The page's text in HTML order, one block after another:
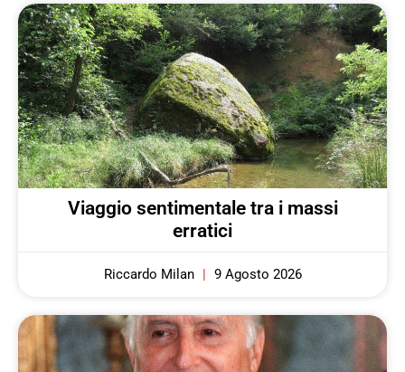
Viaggio sentimentale tra i massi
erratici
Riccardo Milan 9 Agosto 2026